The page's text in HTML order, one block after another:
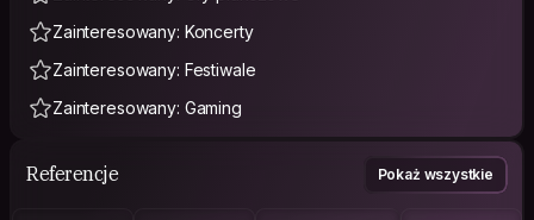
Zainteresowany: Koncerty
Zainteresowany: Festiwale
Zainteresowany: Gaming
Referencje Pokaż wszystkie